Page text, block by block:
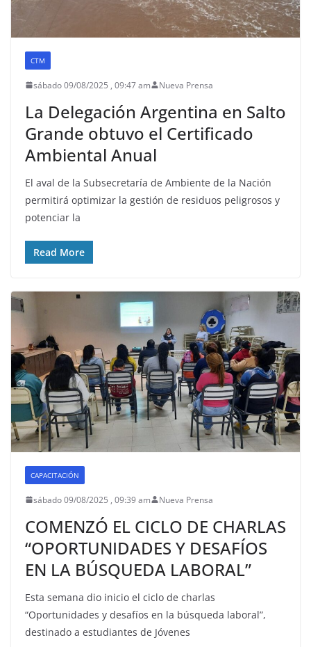
CTM
sábado 09/08/2025 , 09:47 am Nueva Prensa
La Delegación Argentina en Salto
Grande obtuvo el Certificado
Ambiental Anual
El aval de la Subsecretaría de Ambiente de la Nación
permitirá optimizar la gestión de residuos peligrosos y
potenciar la
Read More
CAPACITACIÓN
sábado 09/08/2025 , 09:39 am Nueva Prensa
COMENZÓ EL CICLO DE CHARLAS
“OPORTUNIDADES Y DESAFÍOS
EN LA BÚSQUEDA LABORAL”
Esta semana dio inicio el ciclo de charlas
“Oportunidades y desafíos en la búsqueda laboral”,
destinado a estudiantes de Jóvenes